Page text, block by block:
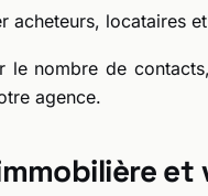
acheteurs, locataires
le nombre de
agence.